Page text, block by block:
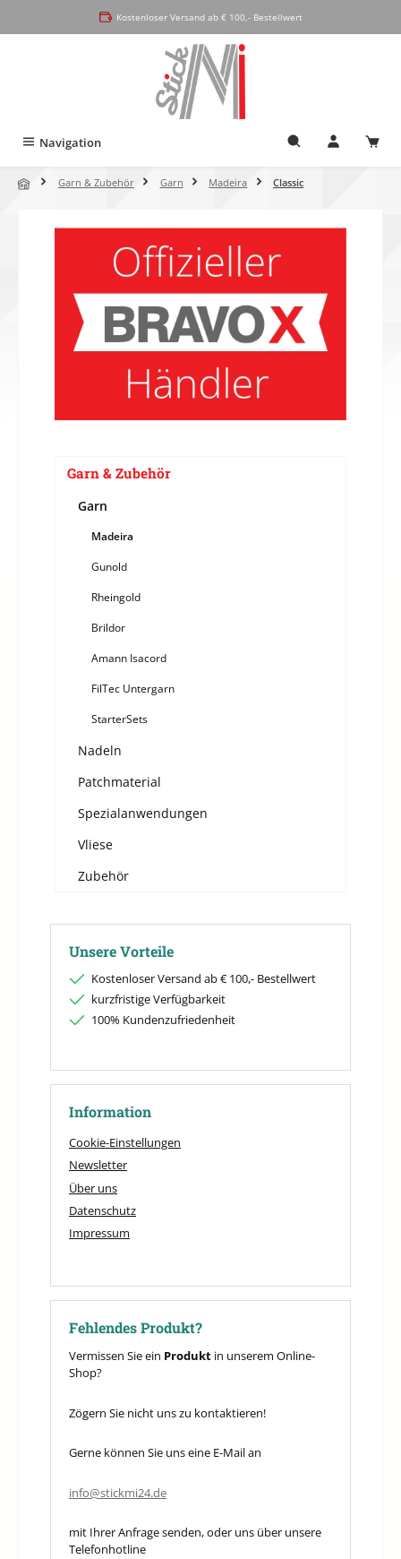
Kostenloser Versand ab € 100,- Bestellwert
Navigation
Garn & Zubehör Garn Madeira Classic
Garn & Zubehör
Garn
Madeira
Gunold
Rheingold
Brildor
Amann Isacord
FilTec Untergarn
StarterSets
Nadeln
Patchmaterial
Spezialanwendungen
Vliese
Zubehör
Unsere Vorteile
Kostenloser Versand ab € 100,- Bestellwert
kurzfristige Verfügbarkeit
100% Kundenzufriedenheit
Information
Cookie-Einstellungen
Newsletter
Über uns
Datenschutz
Impressum
Fehlendes Produkt?
Vermissen Sie ein Produkt in unserem Online-
Shop?
Zögern Sie nicht uns zu kontaktieren!
Gerne können Sie uns eine E-Mail an
info@stickmi24.de
mit Ihrer Anfrage senden, oder uns über unsere
Telefonhotline